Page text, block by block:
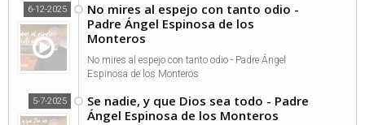
No mires al espejo con tanto odio -
Padre Ángel Espinosa de los
Monteros
6-12-2025
No mires al espejo con tanto odio - Padre Ángel
Espinosa de los Monteros
Se nadie, y que Dios sea todo - Padre
Ángel Espinosa de los Monteros
5-7-2025